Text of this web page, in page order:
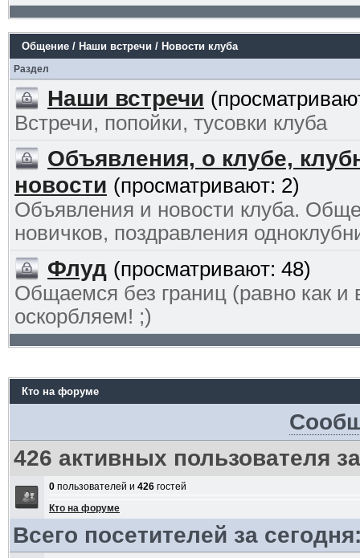
Общение / Наши встречи / Новости клуба
Раздел
Наши встречи
Встречи, попойки, тусовки клуба
Объявления, о клубе,
новости (просматривают: 2)
Объявления и новости клуба.
новичков, поздравления
Флуд (просматривают: 48)
Общаемся без границ (равно как и
оскорбляем! ;)
Кто на форуме
426 активных пользователя
0пользователей и 426гостей
Кто на форуме
Всего посетителей за